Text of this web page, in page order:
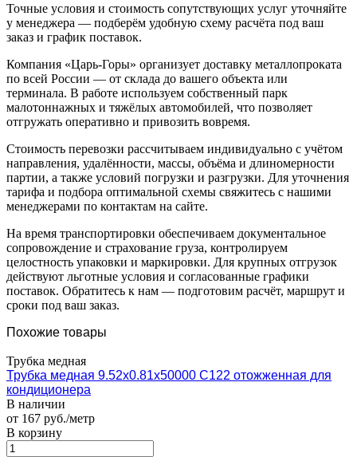
Точные условия и стоимость сопутствующих услуг уточняйте
у менеджера — подберём удобную схему расчёта под ваш
заказ и график поставок.
Компания «Царь-Горы» организует доставку металлопроката
по всей России — от склада до вашего объекта или
терминала. В работе используем собственный парк
малотоннажных и тяжёлых автомобилей, что позволяет
отгружать оперативно и привозить вовремя.
Стоимость перевозки рассчитываем индивидуально с учётом
направления, удалённости, массы, объёма и длиномерности
партии, а также условий погрузки и разгрузки. Для уточнения
тарифа и подбора оптимальной схемы свяжитесь с нашими
менеджерами по контактам на сайте.
На время транспортировки обеспечиваем документальное
сопровождение и страхование груза, контролируем
целостность упаковки и маркировки. Для крупных отгрузок
действуют льготные условия и согласованные графики
поставок. Обратитесь к нам — подготовим расчёт, маршрут и
сроки под ваш заказ.
Похожие товары
Трубка медная
Трубка медная 9.52х0.81х50000 С122 отожженная для
кондиционера
В наличии
от 167 руб./метр
В корзину